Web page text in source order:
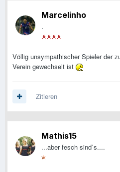
Marcelinho
.
Völlig unsympathischer Spieler der
Verein gewechselt ist
Zitieren
Mathis15
...aber fesch sind`s....